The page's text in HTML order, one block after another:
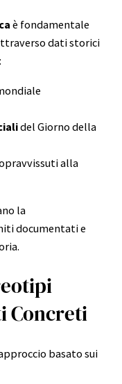
è fondamentale
dati storici
del Giorno della
alla
la
documentati e
Concreti
basato sui